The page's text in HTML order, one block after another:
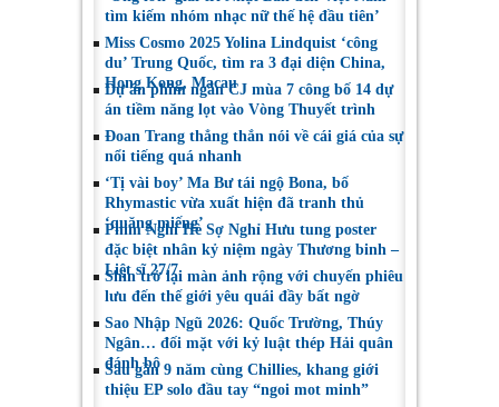
tìm kiếm nhóm nhạc nữ thế hệ đầu tiên’
Miss Cosmo 2025 Yolina Lindquist ‘công
du’ Trung Quốc, tìm ra 3 đại diện China,
Hong Kong, Macau
Dự án phim ngắn CJ mùa 7 công bố 14 dự
án tiềm năng lọt vào Vòng Thuyết trình
Đoan Trang thẳng thắn nói về cái giá của sự
nổi tiếng quá nhanh
‘Tị vài boy’ Ma Bư tái ngộ Bona, bố
Rhymastic vừa xuất hiện đã tranh thủ
‘quăng miếng’
Phim Nghỉ Hè Sợ Nghỉ Hưu tung poster
đặc biệt nhân kỷ niệm ngày Thương binh –
Liệt sĩ 27/7
Shin trở lại màn ảnh rộng với chuyến phiêu
lưu đến thế giới yêu quái đầy bất ngờ
Sao Nhập Ngũ 2026: Quốc Trường, Thúy
Ngân… đối mặt với kỷ luật thép Hải quân
đánh bộ
Sau gần 9 năm cùng Chillies, khang giới
thiệu EP solo đầu tay “ngoi mot minh”